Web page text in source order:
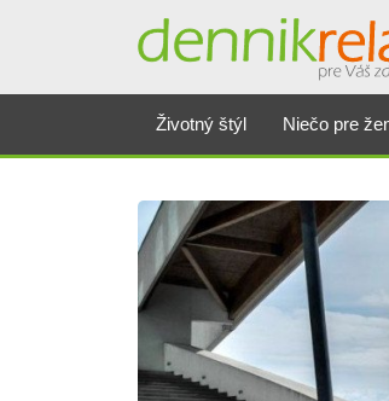
Životný štýl Niečo pre